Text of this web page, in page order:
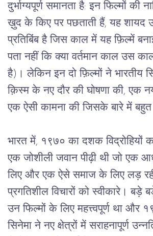
दुर्भाग्यपूर्ण समानता है: इन फिल्मों की
ख़ुद के किए पर पछताती हैं, यह शायद
प्रतिबिंब है जिस काल में यह फ़िल्में
पता नहीं कि क्या वर्तमान काल उस
है)। लेकिन इन दो फ़िल्मों ने भारतीय
क़िस्म के नए दौर की घोषणा की, एक
एक ऐसी कामना की जिसके बारे में बहुत
भारत में, १९७० का दशक विद्रोहियों
एक जोशीली जवान पीढ़ी थी जो एक
लिए और एक ऐसे समाज के लिए लड़
प्रगतिशील विचारों को स्वीकारे। बड़े
उन फिल्मों के लिए महत्त्वपूर्ण था
सिनेमा ने नए क्षेत्रों में सराहनापूर्ण